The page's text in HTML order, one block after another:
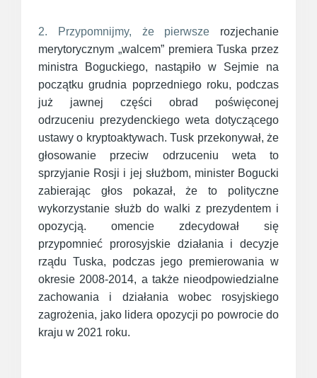
2. Przypomnijmy, że pierwsze rozjechanie
merytorycznym „walcem” premiera Tuska przez
ministra Boguckiego, nastąpiło w Sejmie na
początku grudnia poprzedniego roku, podczas
już jawnej części obrad poświęconej
odrzuceniu prezydenckiego weta dotyczącego
ustawy o kryptoaktywach. Tusk przekonywał, że
głosowanie przeciw odrzuceniu weta to
sprzyjanie Rosji i jej służbom, minister Bogucki
zabierając głos pokazał, że to polityczne
wykorzystanie służb do walki z prezydentem i
opozycją. omencie zdecydował się
przypomnieć prorosyjskie działania i decyzje
rządu Tuska, podczas jego premierowania w
okresie 2008-2014, a także nieodpowiedzialne
zachowania i działania wobec rosyjskiego
zagrożenia, jako lidera opozycji po powrocie do
kraju w 2021 roku.